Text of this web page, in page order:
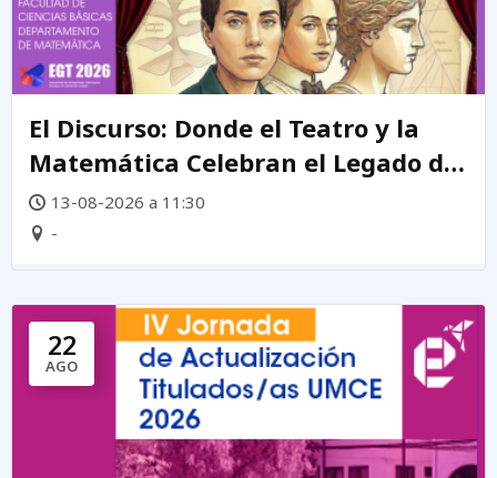
El Discurso: Donde el Teatro y la
Matemática Celebran el Legado de
mujeres matemáticas
13-08-2026 a 11:30
-
22
AGO